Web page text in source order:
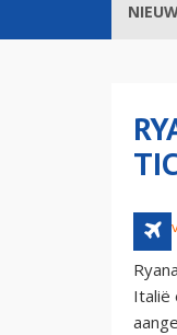
15
Italië